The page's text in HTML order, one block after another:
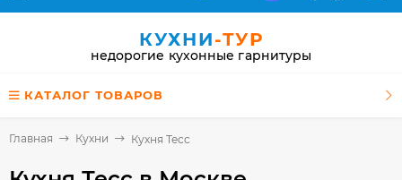
КУХНИ-ТУР
недорогие кухонные гарнитуры
КАТАЛОГ ТОВАРОВ
Главная Кухни Кухня Тесс